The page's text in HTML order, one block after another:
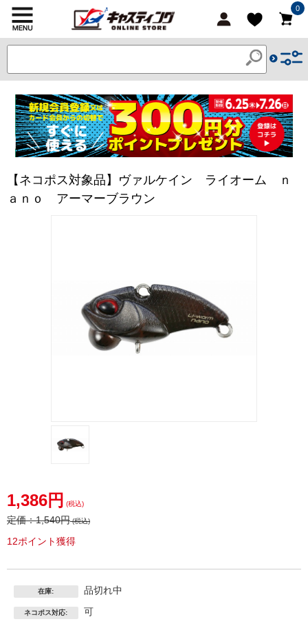
0
【ネコポス対象品】ヴァルケイン ライオーム ｎ
ａｎｏ アーマーブラウン
1,386円 (税込)
定価：1,540円(税込)
12ポイント獲得
在庫: 品切れ中
ネコポス対応: 可